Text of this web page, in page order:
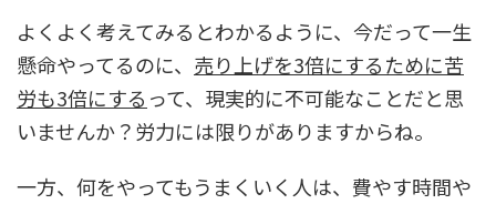
よくよく考えてみるとわかるように、今だって一生
懸命やってるのに、 売り上げを3倍にするために苦
労も3倍にする って、現実的に不可能なことだと思
いませんか？労力には限りがありますからね。
一方、何をやってもうまくいく人は、費やす時間や